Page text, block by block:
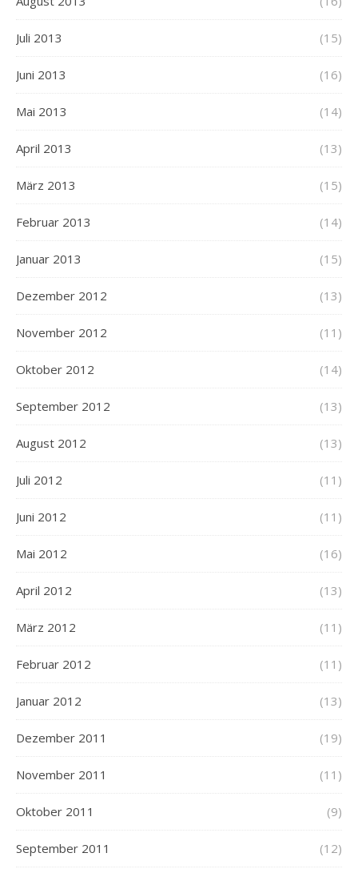
Juli 2013 (15)
Juni 2013 (16)
Mai 2013 (14)
April 2013 (13)
März 2013 (15)
Februar 2013 (14)
Januar 2013 (15)
Dezember 2012 (13)
November 2012 (11)
Oktober 2012 (14)
September 2012 (13)
August 2012 (13)
Juli 2012 (11)
Juni 2012 (11)
Mai 2012 (16)
April 2012 (13)
März 2012 (11)
Februar 2012 (11)
Januar 2012 (13)
Dezember 2011 (19)
November 2011 (11)
Oktober 2011 (9)
September 2011 (12)